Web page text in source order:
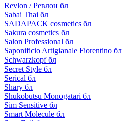
Revlon / Ревлон бл
Sabai Thai бл
SADAPACK cosmetics бл
Sakura cosmetics бл
Salon Professional бл
Saponificio Artigianale Fiorentino бл
Schwarzkopf бл
Secret Style бл
Serical бл
Shary бл
Shukobutsu Monogatari бл
Sim Sensitive бл
Smart Molecule бл